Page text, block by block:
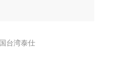
台湾泰仕